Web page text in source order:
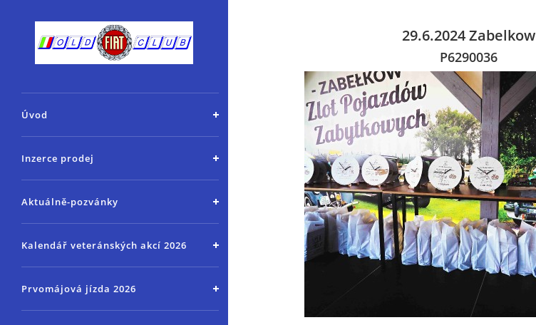
Úvod
Inzerce prodej
Aktuálně-pozvánky
Kalendář veteránských akcí 2026
Prvomájová jízda 2026
29.6.2024 Zabelkow
P6290036